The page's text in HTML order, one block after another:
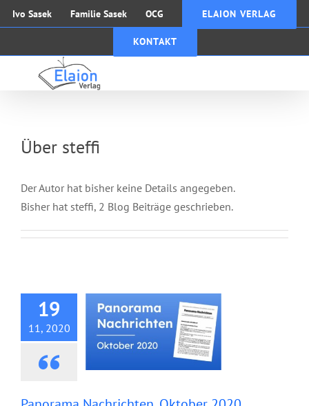
Zum
Inhalt
Ivo Sasek Familie Sasek OCG ELAION VERLAG
KONTAKT
Über steffi
Der Autor hat bisher keine Details angegeben.
Bisher hat steffi, 2 Blog Beiträge geschrieben.
19
11, 2020
Panorama